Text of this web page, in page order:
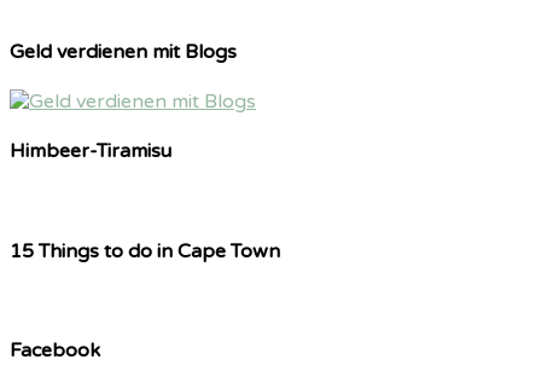
Geld verdienen mit Blogs
Himbeer-Tiramisu
15 Things to do in Cape Town
Facebook